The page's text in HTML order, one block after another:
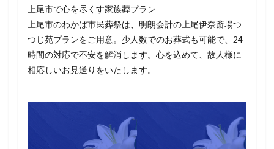
上尾市で心を尽くす家族葬プラン
上尾市のわかば市民葬祭は、明朗会計の上尾伊奈斎場つ
つじ苑プランをご用意。少人数でのお葬式も可能で、24
時間の対応で不安を解消します。心を込めて、故人様に
相応しいお見送りをいたします。